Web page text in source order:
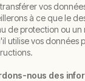
vos
à ce que le
de protection ou un
utilise vos données
nous des